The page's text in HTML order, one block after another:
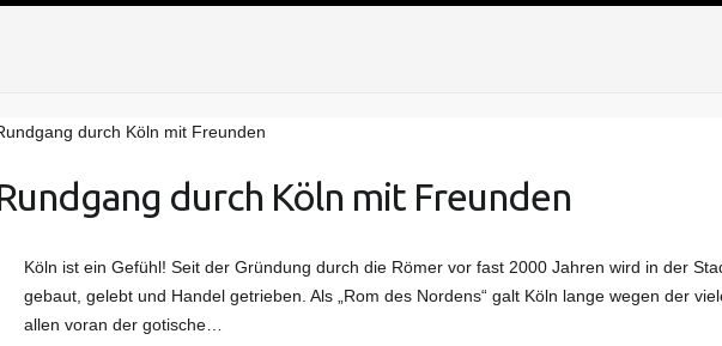
durch Köln mit Freunden
durch Köln mit Freunden
Köln ist ein Gefühl! Seit der Gründung durch die Römer vor fast 2000 Jahren wird in der
gebaut, gelebt und Handel getrieben. Als „Rom des Nordens“ galt Köln lange wegen der
allen voran der gotische…